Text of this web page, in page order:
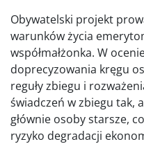
Obywatelski projekt
warunków życia
współmałżonka. W
doprecyzowania kręgu
reguły zbiegu i
świadczeń w zbiegu tak,
głównie osoby starsze,
ryzyko degradacji